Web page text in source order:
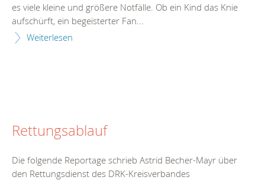
es viele kleine und größere Notfälle. Ob ein Kind das Knie
aufschürft, ein begeisterter Fan...
Weiterlesen
Rettungsablauf
Die folgende Reportage schrieb Astrid Becher-Mayr über
den Rettungsdienst des DRK-Kreisverbandes